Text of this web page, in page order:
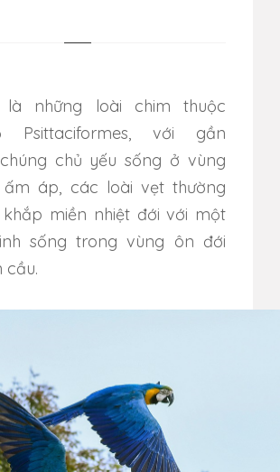
Psittaciformes, với gần
chủ yếu sống ở vùng
ấm áp, các loài vẹt thường
miền nhiệt đới với một
sống trong vùng ôn đới
cầu.